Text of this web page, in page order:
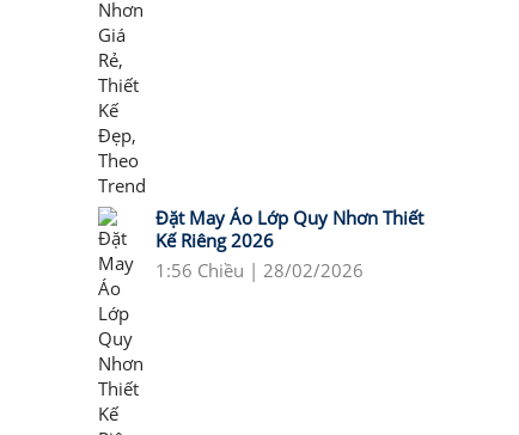
Đặt May Áo Lớp Quy Nhơn Thiết
Kế Riêng 2026
1:56 Chiều | 28/02/2026